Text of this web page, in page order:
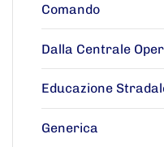
Comando
Dalla Centrale
Educazione
Generica